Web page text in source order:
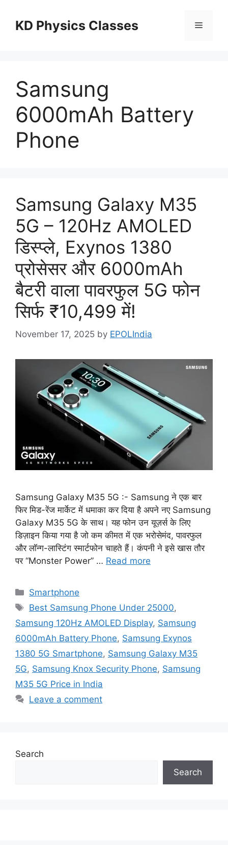
contentKD Physics Classes Menu
Samsung
6000mAh Battery
Phone
Samsung Galaxy M35
5G – 120Hz AMOLED
डिस्प्ले, Exynos 1380
प्रोसेसर और 6000mAh
बैटरी वाला पावरफुल 5G फोन
सिर्फ ₹10,499 में!
November 17, 2025 by EPOLIndia
Samsung Galaxy M35 5G :- Samsung ने एक बार
फिर मिड-रेंज मार्केट में धमाका कर दिया है अपने नए Samsung
Galaxy M35 5G के साथ। यह फोन उन यूज़र्स के लिए
डिज़ाइन किया गया है जो कम कीमत में एक भरोसेमंद, पावरफुल
और लॉन्ग-लास्टिंग स्मार्टफोन चाहते हैं। कंपनी ने इसे खास तौर
पर “Monster Power” … Read more
Categories
Smartphone
Tags
Best Samsung Phone Under 25000,
Samsung 120Hz AMOLED Display, Samsung
6000mAh Battery Phone, Samsung Exynos
1380 5G Smartphone, Samsung Galaxy M35
5G, Samsung Knox Security Phone, Samsung
M35 5G Price in India
Leave a comment
Search
Search